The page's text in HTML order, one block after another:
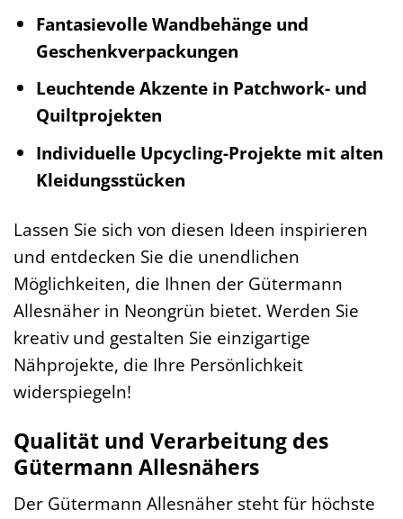
Fantasievolle Wandbehänge und
Geschenkverpackungen
Leuchtende Akzente in Patchwork- und
Quiltprojekten
Individuelle Upcycling-Projekte mit alten
Kleidungsstücken
Lassen Sie sich von diesen Ideen inspirieren
und entdecken Sie die unendlichen
Möglichkeiten, die Ihnen der Gütermann
Allesnäher in Neongrün bietet. Werden Sie
kreativ und gestalten Sie einzigartige
Nähprojekte, die Ihre Persönlichkeit
widerspiegeln!
Qualität und Verarbeitung des
Gütermann Allesnähers
Der Gütermann Allesnäher steht für höchste